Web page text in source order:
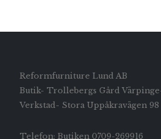
Reformfurniture Lund AB
Butik- Trollebergs Gård
Verkstad- Stora Uppåkravägen
Telefon: Butiken 0709-269916